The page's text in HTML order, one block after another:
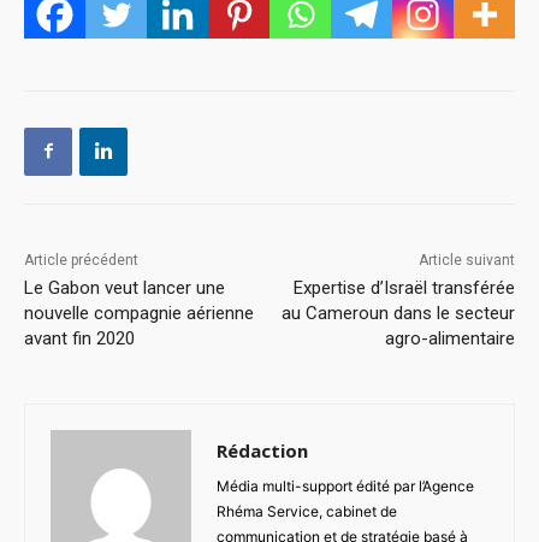
Article précédent
Le Gabon veut lancer une
nouvelle compagnie aérienne
avant fin 2020
Article suivant
Expertise d’Israël transférée
au Cameroun dans le secteur
agro-alimentaire
Rédaction
Média multi-support édité par l’Agence
Rhéma Service, cabinet de
communication et de stratégie basé à